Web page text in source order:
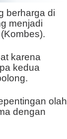
berharga di
menjadi
karena
kedua
olah
dengan